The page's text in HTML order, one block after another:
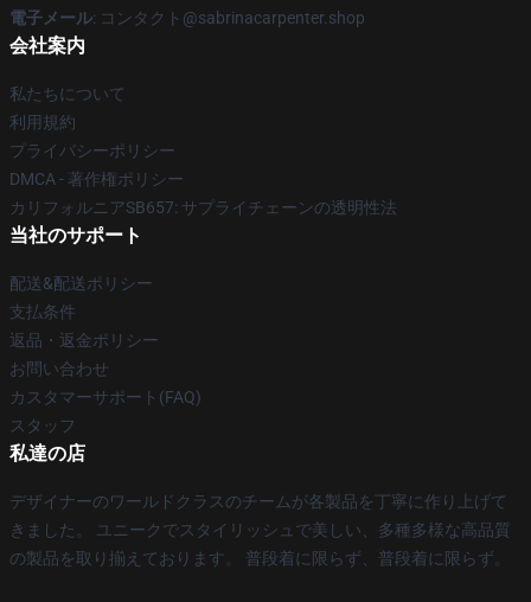
電子メール: コンタクト@sabrinacarpenter.shop
会社案内
私たちについて
利用規約
プライバシーポリシー
DMCA - 著作権ポリシー
カリフォルニアSB657: サプライチェーンの透明性法
当社のサポート
配送&配送ポリシー
支払条件
返品・返金ポリシー
お問い合わせ
カスタマーサポート(FAQ)
スタッフ
私達の店
デザイナーのワールドクラスのチームが各製品を丁寧に作り上げて
きました。 ユニークでスタイリッシュで美しい、多種多様な高品質
の製品を取り揃えております。 普段着に限らず、普段着に限らず。